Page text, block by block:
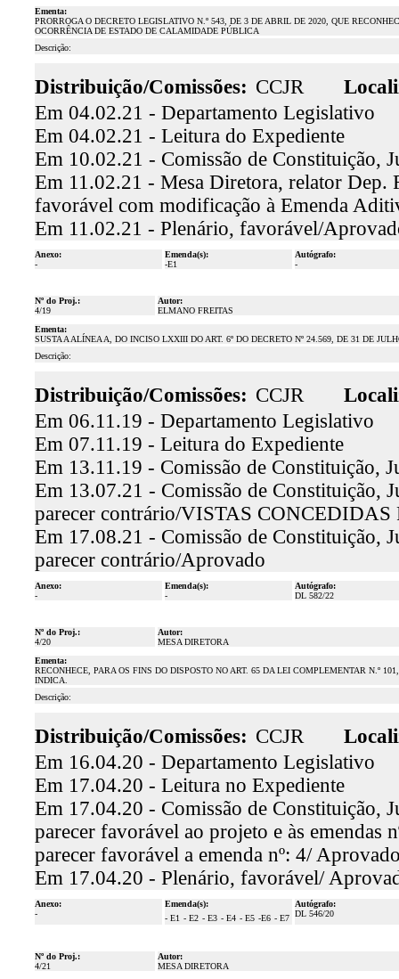
Ementa:
PRORROGA O DECRETO LEGISLATIVO N.º 543, DE 3 DE ABRIL DE 2020, QUE
OCORRÊNCIA DE ESTADO DE CALAMIDADE PÚBLICA
Descrição:
Distribuição/Comissões: CCJR
Em 04.02.21 - Departamento Legislativo
Em 04.02.21 - Leitura do Expediente
Em 10.02.21 - Comissão de Constituição,
Em 11.02.21 - Mesa Diretora, relator Dep.
favorável com modificação à Emenda
Em 11.02.21 - Plenário, favorável/
Anexo:
-
Emenda(s):
-E1
Autógrafo:
-
Nº do Proj.:
4/19
Autor:
ELMANO FREITAS
Ementa:
SUSTA A ALÍNEA A, DO INCISO LXXIII DO ART. 6º DO DECRETO Nº 24.569, DE 31 DE
Descrição:
Distribuição/Comissões: CCJR
Em 06.11.19 - Departamento Legislativo
Em 07.11.19 - Leitura do Expediente
Em 13.11.19 - Comissão de Constituição,
Em 13.07.21 - Comissão de Constituição,
parecer contrário/VISTAS
Em 17.08.21 - Comissão de Constituição,
parecer contrário/Aprovado
Anexo:
-
Emenda(s):
-
Autógrafo:
DL 582/22
Nº do Proj.:
4/20
Autor:
MESA DIRETORA
Ementa:
RECONHECE, PARA OS FINS DO DISPOSTO NO ART. 65 DA LEI COMPLEMENTAR N.º
INDICA.
Descrição:
Distribuição/Comissões: CCJR
Em 16.04.20 - Departamento Legislativo
Em 17.04.20 - Leitura no Expediente
Em 17.04.20 - Comissão de Constituição,
parecer favorável ao projeto e às
parecer favorável a emenda nº: 4/
Em 17.04.20 - Plenário, favorável/
Anexo:
-
Emenda(s):
- E1 - E2 - E3 - E4 - E5 -E6 - E7
Autógrafo:
DL 546/20
Nº do Proj.:
4/21
Autor:
MESA DIRETORA